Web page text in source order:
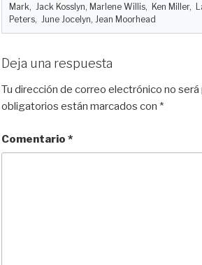
Mark, Jack Kosslyn, Marlene Willis, Ken Miller,
Peters, June Jocelyn, Jean Moorhead
Deja una respuesta
Tu dirección de correo electrónico no será
obligatorios están marcados con *
Comentario *